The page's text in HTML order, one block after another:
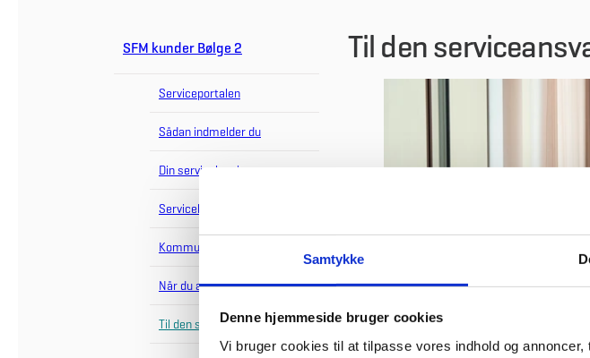
Samtykke
Denne hjemmeside bruger cookies
Vi bruger cookies til at tilpasse vores indhold og
SFM kunder Bølge 2
Serviceportalen
Sådan indmelder du
Din serviceløsning
Servicekatalog
Kommunikationsmateriale
Når du arbejder i staten
Til den serviceansvarlige
Til den